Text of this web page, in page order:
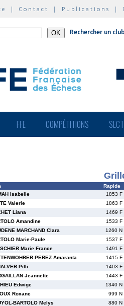
| Contact | Publications |
Rechercher un club
FFE COMPÉTITIONS
Rapide
Isabelle 1853 F
Valerie 1863 F
Liana 1469 F
Amandine 1533 F
MARCHAND Clara 1260 N
Marie-Paule 1537 F
Marie France 1491 F
PEREZ Amaranta 1415 F
Pilli 1403 F
Jeannette 1443 F
Edwige 1340 N
Roxane 999 N
BARTOLO Melys 880 N